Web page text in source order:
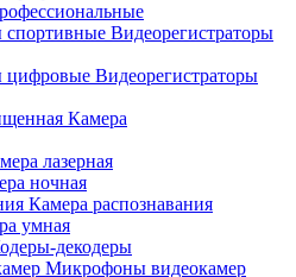
Видеорегистраторы
Видеорегистраторы
Камера
лазерная
ночная
Камера распознавания
умная
декодеры
Микрофоны видеокамер